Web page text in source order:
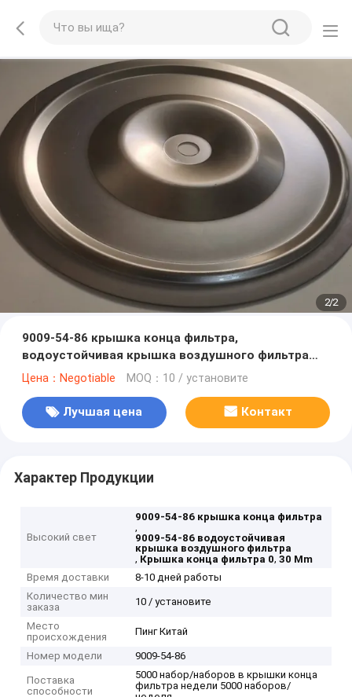
2/2
9009-54-86 крышка конца фильтра,
водоустойчивая крышка воздушного фильтра
0,30 mm толщины
Цена：Negotiable MOQ：10 / установите
Лучшая цена Контакт
Характер Продукции
Высокий свет
9009-54-86 крышка конца фильтра
,
9009-54-86 водоустойчивая
крышка воздушного фильтра
, Крышка конца фильтра 0,30 Mm
Время доставки
8-10 дней работы
Количество мин
заказа
10 / установите
Место
происхождения
Пинг Китай
Номер модели 9009-54-86
Поставка
способности
5000 набор/наборов в крышки конца
фильтра недели 5000 наборов/